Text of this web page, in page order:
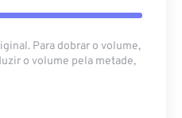
Para dobrar o volume,
o volume pela metade,